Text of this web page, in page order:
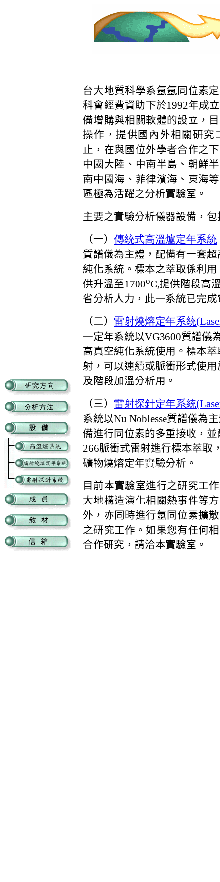
台大地質科學系氬氬同位素
科會經費資助下於1992年成
備增購與相關軟體的設立，
操作，提供國內外相關研究
止，在與國位外學者合作之
中國大陸、中南半島、朝鮮
南中國海、菲律濱海、東海
區極為活躍之分析實驗室。
主要之實驗分析儀器設備，包
（一） 傳統式高溫爐定年系統
質譜儀為主體，配備有一套
純化系統。標本之萃取係利用
供升溫至1700oC,提供階段高
省分析人力，此一系統已完
（二） 雷射燒熔定年系統
一定年系統以VG3600質譜儀
高真空純化系統使用。標本萃
射，可以連續或脈衝形式使
及階段加溫分析用。
（三） 雷射探針定年系統
系統以Nu Noblesse質譜儀為
備進行同位素的多重接收，並
266脈衝式雷射進行標本萃取
礦物燒熔定年實驗分析。
目前本實驗室進行之研究工
大地構造演化相關熱事件等
外，亦同時進行氬同位素擴
之研究工作。如果您有任何
合作研究，請洽本實驗室。